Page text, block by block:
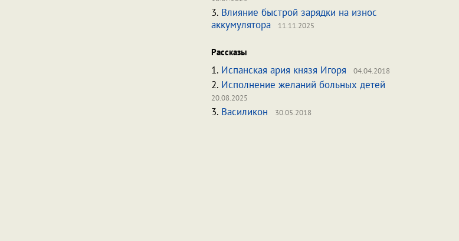
3. Влияние быстрой зарядки на износ
аккумулятора
11.11.2025
Рассказы
1. Испанская ария князя Игоря 04.04.2018
2. Исполнение желаний больных детей
20.08.2025
3. Василикон 30.05.2018